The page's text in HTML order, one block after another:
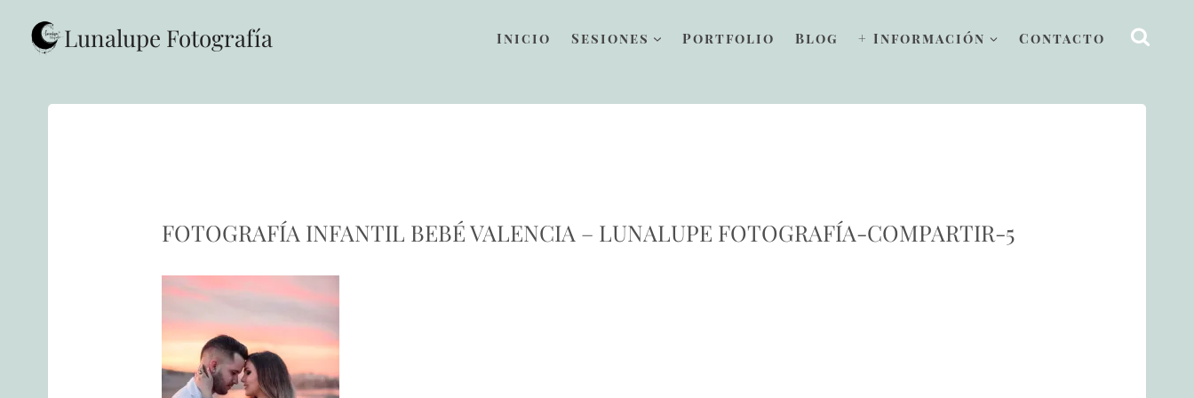
contenido Lunalupe Fotografía Inicio Sesiones Portfolio Blog + Información Contacto
FOTOGRAFÍA INFANTIL BEBÉ VALENCIA – LUNALUPE FOTOGRAFÍA-COMPARTIR-5